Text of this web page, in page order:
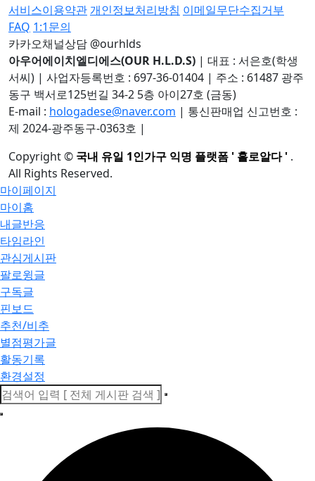
서비스이용약관 개인정보처리방침 이메일무단수집거부
FAQ 1:1문의
카카오채널상담 @ourhlds
아우어에이치엘디에스(OUR H.L.D.S) | 대표 : 서은호(학생
서씨) | 사업자등록번호 : 697-36-01404 | 주소 : 61487 광주
동구 백서로125번길 34-2 5층 아이27호 (금동)
E-mail : hologadese@naver.com | 통신판매업 신고번호 :
제 2024-광주동구-0363호 |
Copyright© 국내 유일 1인가구 익명 플랫폼 ' 홀로알다 ' .
All Rights Reserved.
마이페이지
마이홈
내글반응
타임라인
관심게시판
팔로윙글
구독글
핀보드
추천/비추
별점평가글
활동기록
환경설정